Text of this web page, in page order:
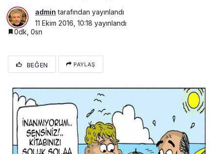
admin tarafından yayınlandı
11 Ekim 2016, 10:18 yayınlandı
0dk, 0sn
BEĞEN PAYLAŞ